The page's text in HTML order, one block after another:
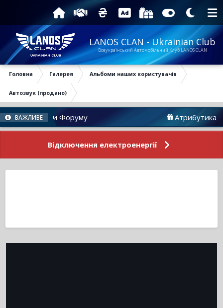
LANOS CLAN - Ukrainian Club
Всеукраїнський Автомобільний Клуб LANOS CLAN
Головна Галерея Альбоми наших користувачів
Автозвук (продано)
ВАЖЛИВЕ
Новини Форуму Атрибутика
Відключення електроенергії